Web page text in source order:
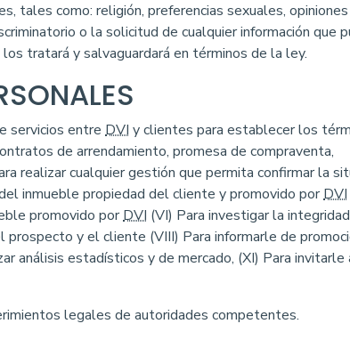
tales como: religión, preferencias sexuales,
o la solicitud de cualquier información que
tratará y salvaguardará en términos de la ley.
servicios entre DVI y clientes para establecer los
de arrendamiento, promesa de compraventa,
realizar cualquier gestión que permita confirmar la
inmueble propiedad del cliente y promovido porDVI
promovido porDVI (VI) Para investigar la
y el cliente (VIII) Para informarle de
análisis estadísticos y de mercado, (XI) Para invitarle
legales de autoridades competentes.